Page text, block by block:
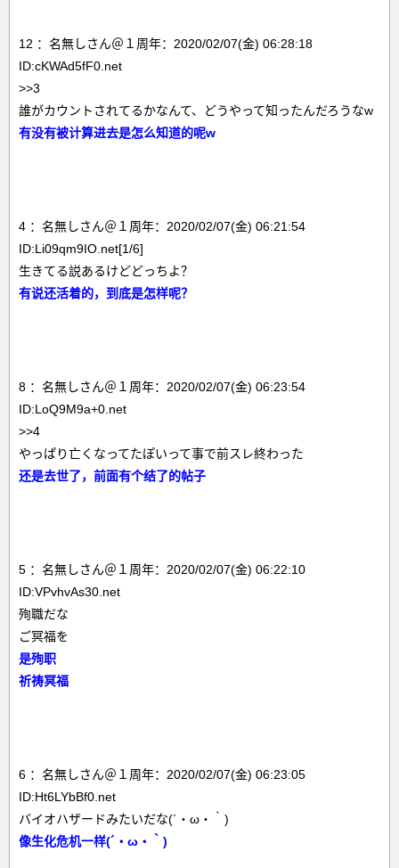
12 ：名無しさん＠１周年：2020/02/07(金) 06:28:18
ID:cKWAd5fF0.net
>>3
誰がカウントされてるかなんて、どうやって知ったんだろうなw
有没有被计算进去是怎么知道的呢w
4 ：名無しさん＠１周年：2020/02/07(金) 06:21:54
ID:Li09qm9IO.net[1/6]
生きてる説あるけどどっちよ？
有说还活着的，到底是怎样呢？
8 ：名無しさん＠１周年：2020/02/07(金) 06:23:54
ID:LoQ9M9a+0.net
>>4
やっぱり亡くなってたぽいって事で前スレ終わった
还是去世了，前面有个结了的帖子
5 ：名無しさん＠１周年：2020/02/07(金) 06:22:10
ID:VPvhvAs30.net
殉職だな
ご冥福を
是殉职
祈祷冥福
6 ：名無しさん＠１周年：2020/02/07(金) 06:23:05
ID:Ht6LYbBf0.net
バイオハザードみたいだな(´・ω・｀)
像生化危机一样(´・ω・｀)